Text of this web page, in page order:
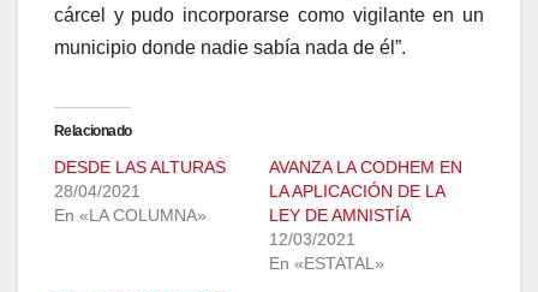
cárcel y pudo incorporarse como vigilante en un
municipio donde nadie sabía nada de él”.
Relacionado
DESDE LAS ALTURAS
28/04/2021
En «LA COLUMNA»
AVANZA LA CODHEM EN
LA APLICACIÓN DE LA
LEY DE AMNISTÍA
12/03/2021
En «ESTATAL»